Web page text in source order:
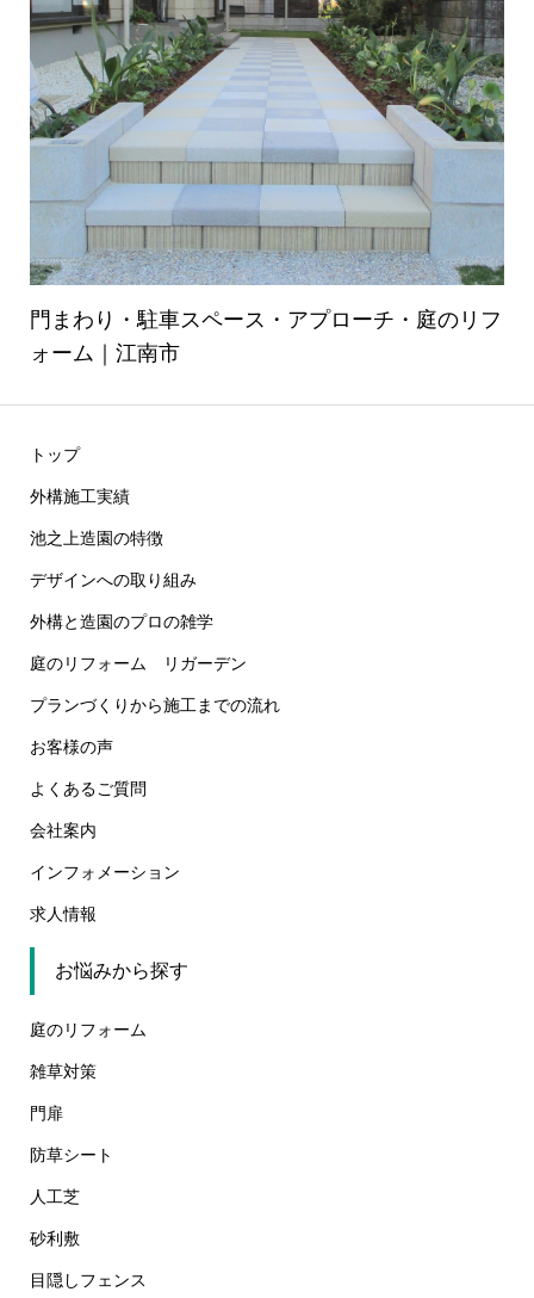
門まわり・駐車スペース・アプローチ・庭のリフ
ォーム｜江南市
トップ
外構施工実績
池之上造園の特徴
デザインへの取り組み
外構と造園のプロの雑学
庭のリフォーム リガーデン
プランづくりから施工までの流れ
お客様の声
よくあるご質問
会社案内
インフォメーション
求人情報
お悩みから探す
庭のリフォーム
雑草対策
門扉
防草シート
人工芝
砂利敷
目隠しフェンス